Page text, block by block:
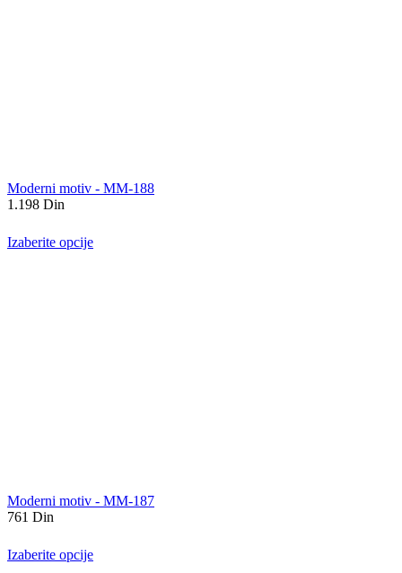
Moderni motiv - MM-188
1.198 Din
Izaberite opcije
Moderni motiv - MM-187
761 Din
Izaberite opcije